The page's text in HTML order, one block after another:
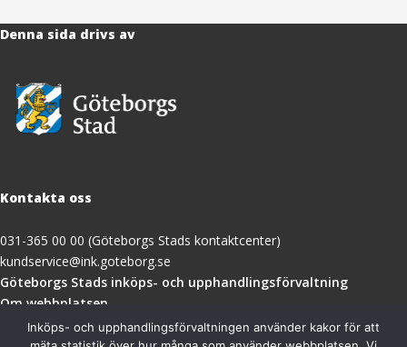
Denna sida drivs av
Kontakta oss
031-365 00 00 (Göteborgs Stads kontaktcenter)
kundservice@ink.goteborg.se
Göteborgs Stads inköps- och upphandlingsförvaltning(öppnas
nytt
Om webbplatsen
Tillgänglighetsredogörelse
Inköps- och upphandlingsförvaltningen använder kakor för att